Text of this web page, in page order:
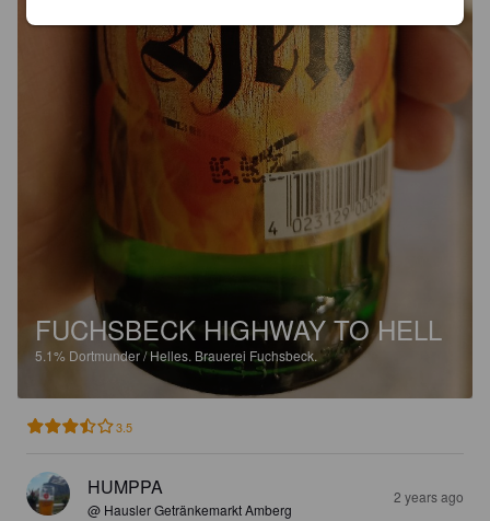
FUCHSBECK HIGHWAY TO HELL
5.1% Dortmunder / Helles. Brauerei Fuchsbeck.
3.5
HUMPPA
@ Hausler Getränkemarkt Amberg
2 years ago